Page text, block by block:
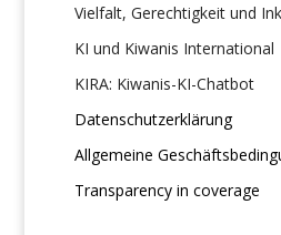
Vielfalt, Gerechtigkeit und
KI und Kiwanis International
KIRA: Kiwanis-KI-Chatbot
Datenschutzerklärung
Allgemeine
Transparency in coverage